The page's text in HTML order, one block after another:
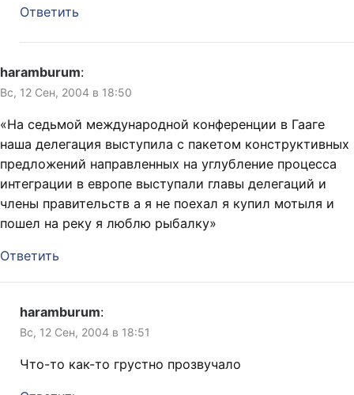
Ответить
haramburum:
Вс, 12 Сен, 2004 в 18:50
«На седьмой международной конференции в Гааге
наша делегация выступила с пакетом конструктивных
предложений направленных на углубление процесса
интеграции в европе выступали главы делегаций и
члены правительств а я не поехал я купил мотыля и
пошел на реку я люблю рыбалку»
Ответить
haramburum:
Вс, 12 Сен, 2004 в 18:51
Что-то как-то грустно прозвучало